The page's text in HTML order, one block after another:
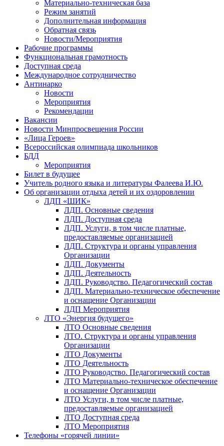
Материально-техническая база
Режим занятий
Дополнительная информация
Обратная связь
Новости/Мероприятия
Рабочие программы
Функциональная грамотность
Доступная среда
Международное сотрудничество
Антинарко
Новости
Мероприятия
Рекомендации
Вакансии
Новости Минпросвещения России
«Лица Героев»
Всероссийская олимпиада школьников
БДД
Мероприятия
Билет в будущее
Учитель родного языка и литературы Фалеева И.Ю.
Об организации отдыха детей и их оздоровлении
ЛДП «ШИК»
ЛДП. Основные сведения
ЛДП. Доступная среда
ЛДП. Услуги, в том числе платные,
предоставляемые организацией
ЛДП. Структура и органы управления
Организации
ЛДП. Документы
ЛДП. Деятельность
ЛДП. Руководство. Педагогический состав
ЛДП. Материально-техническое обеспечение
и оснащение Организации
ЛДП Мероприятия
ЛТО «Энергия будущего»
ЛТО Основные сведения
ЛТО. Структура и органы управления
Организации
ЛТО Документы
ЛТО Деятельность
ЛТО Руководство. Педагогический состав
ЛТО Материально-техническое обеспечение
и оснащение Организации
ЛТО Услуги, в том числе платные,
предоставляемые организацией
ЛТО Доступная среда
ЛТО Мероприятия
Телефоны «горячей линии»